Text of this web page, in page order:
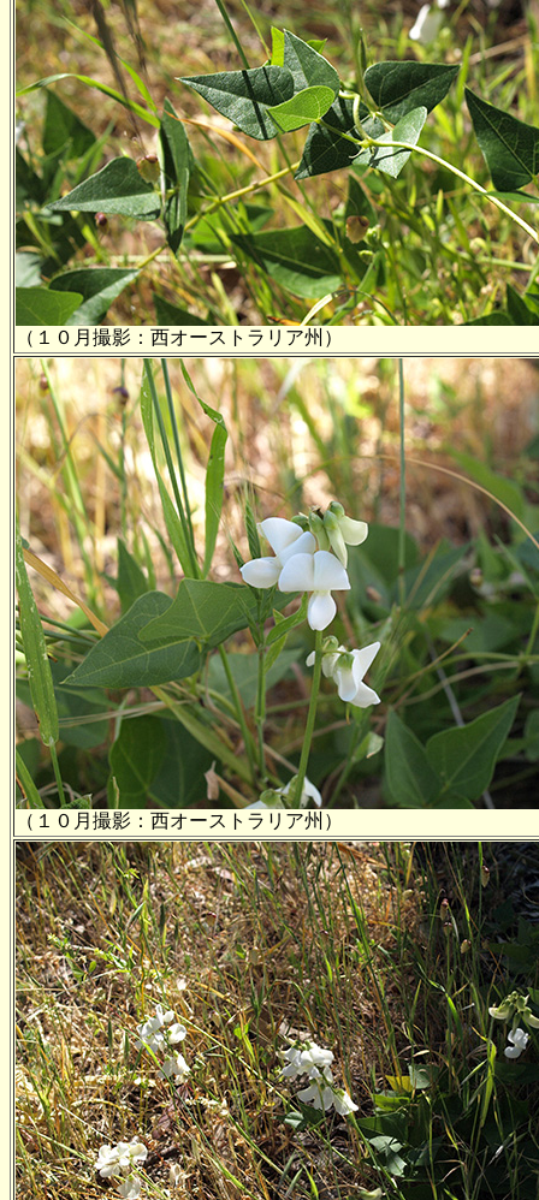
（１０月撮影：西オーストラリア州）
（１０月撮影：西オーストラリア州）